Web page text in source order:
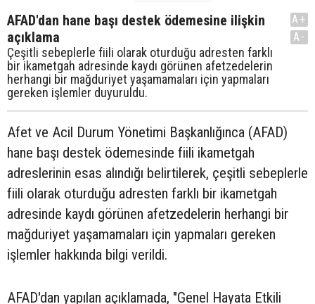
AFAD'dan hane başı destek ödemesine ilişkin
açıklama
Çeşitli sebeplerle fiili olarak oturduğu adresten farklı
bir ikametgah adresinde kaydı görünen afetzedelerin
herhangi bir mağduriyet yaşamamaları için yapmaları
gereken işlemler duyuruldu.
A+
A-
Afet ve Acil Durum Yönetimi Başkanlığınca (AFAD)
hane başı destek ödemesinde fiili ikametgah
adreslerinin esas alındığı belirtilerek, çeşitli sebeplerle
fiili olarak oturduğu adresten farklı bir ikametgah
adresinde kaydı görünen afetzedelerin herhangi bir
mağduriyet yaşamamaları için yapmaları gereken
işlemler hakkında bilgi verildi.
AFAD'dan yapılan açıklamada, "Genel Hayata Etkili